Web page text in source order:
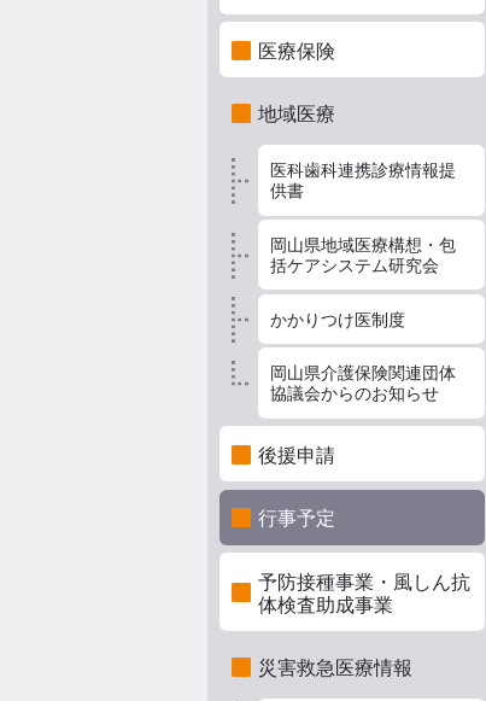
医療保険
地域医療
医科歯科連携診療情報提
供書
岡山県地域医療構想・包
括ケアシステム研究会
かかりつけ医制度
岡山県介護保険関連団体
協議会からのお知らせ
後援申請
行事予定
予防接種事業・風しん抗
体検査助成事業
災害救急医療情報